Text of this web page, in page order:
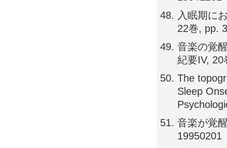
入眠期に
22巻, pp.
音楽の覚
紀要IV, 20
The
Sleep
音楽が覚
19950201